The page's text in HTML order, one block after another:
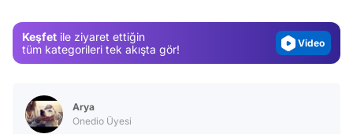
Keşfet ile ziyaret ettiğin
tüm kategorileri tek akışta gör!
Video
Arya
Onedio Üyesi